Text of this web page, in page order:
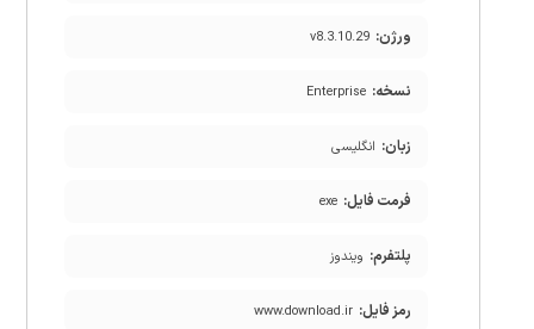
ورژن: v8.3.10.29
نسخه: Enterprise
زبان: انگلیسی
فرمت فایل: exe
پلتفرم: ویندوز
رمز فایل: www.download.ir